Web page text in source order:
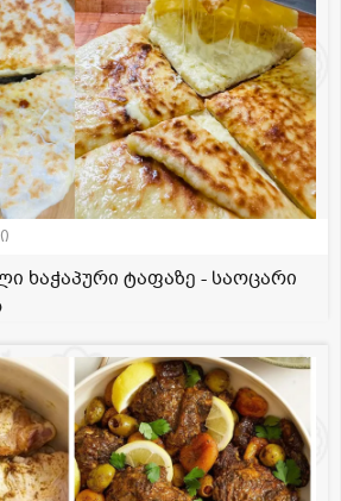
ხაჭაპური ტაფაზე - საოცარი